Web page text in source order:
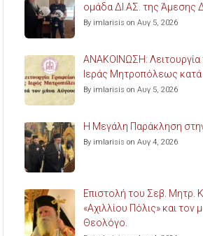
ομάδα ΔΙ.ΑΣ. της Άμεσης
By imlarisis on Αυγ 5, 2026
ΑΝΑΚΟΙΝΩΣΗ:
Ιεράς Μητροπόλεως κατά
By imlarisis on Αυγ 5, 2026
Η Μεγάλη Παράκληση
By imlarisis on Αυγ 4, 2026
Επιστολή του Σεβ. Μητρ.
«Αχιλλίου Πόλις» και τον
Θεολόγο.